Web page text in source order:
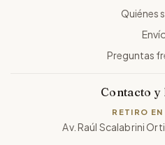
Quiénes
Preguntas
Contacto
RETIRO
Av. Raúl Scalabrini